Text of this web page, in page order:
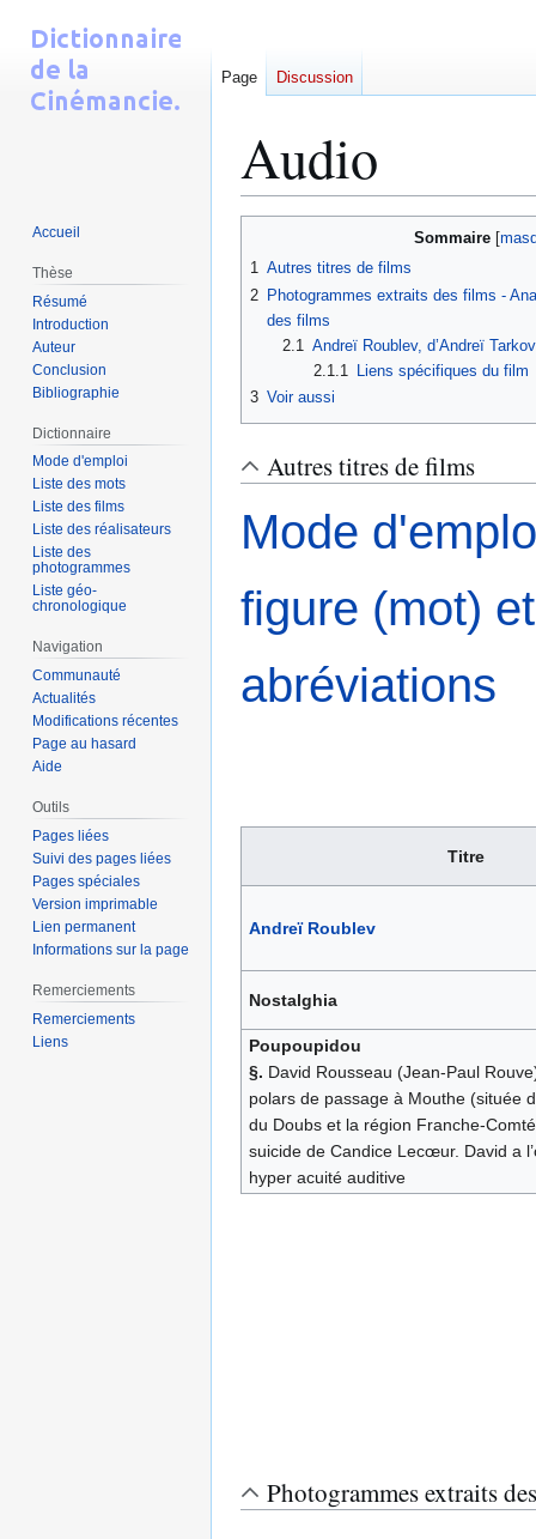
Audio
navigation
recherche
Sommaire
1 Autres titres de films
2 Photogrammes extraits des films -
des films
2.1
Andreï Roublev, d’Andreï
2.1.1
Liens spécifiques du film
3 Voir aussi
Autres titres de films
Mode
figure (mot) et
abréviations
Titre
Andreï Roublev
Nostalghia
Poupoupidou
§. David Rousseau (Jean-Paul
polars de passage à Mouthe (située
du Doubs et la région Franche-
suicide de Candice Lecœur. David a
hyper acuité auditive
Photogrammes extraits
Page Discussion
Accueil
Thèse
Résumé
Introduction
Auteur
Conclusion
Bibliographie
Dictionnaire
Mode d'emploi
Liste des mots
Liste des films
Liste des réalisateurs
Liste des
photogrammes
Liste géo-
chronologique
Navigation
Communauté
Actualités
Modifications récentes
Page au hasard
Aide
Outils
Pages liées
Suivi des pages liées
Pages spéciales
Version imprimable
Lien permanent
Informations sur la page
Remerciements
Remerciements
Liens